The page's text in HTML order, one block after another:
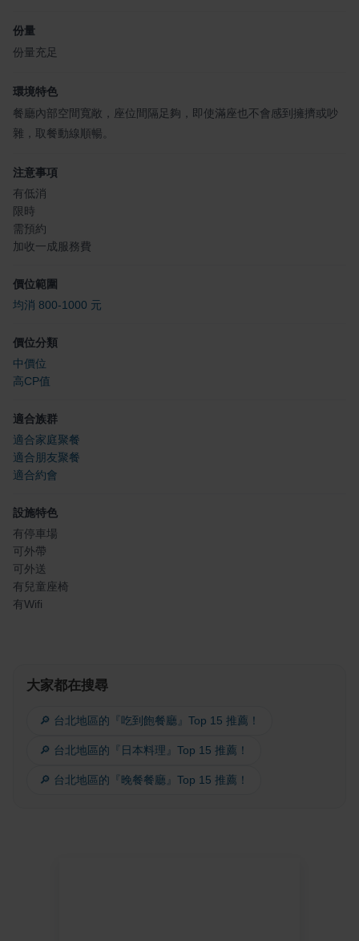
份量
份量充足
環境特色
餐廳內部空間寬敞，座位間隔足夠，即使滿座也不會感到擁擠或吵
雜，取餐動線順暢。
注意事項
有低消
限時
需預約
加收一成服務費
價位範圍
均消 800-1000 元
價位分類
中價位
高CP值
適合族群
適合家庭聚餐
適合朋友聚餐
適合約會
設施特色
有停車場
可外帶
可外送
有兒童座椅
有Wifi
大家都在搜尋
🔎 台北地區的『吃到飽餐廳』Top 15 推薦！
🔎 台北地區的『日本料理』Top 15 推薦！
🔎 台北地區的『晚餐餐廳』Top 15 推薦！